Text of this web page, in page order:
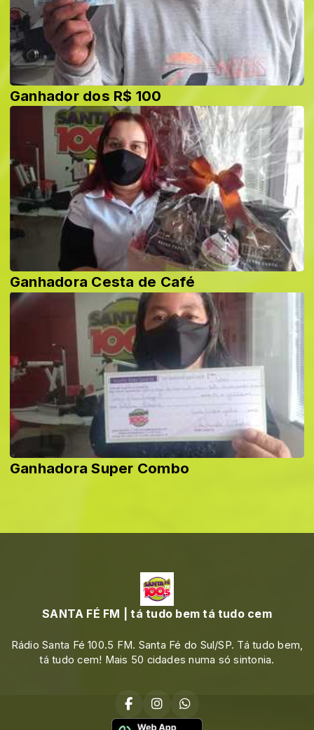
Ganhador dos R$ 100
Ganhadora Cesta de Café
Ganhadora Super Combo
SANTA FÉ FM | tá tudo bem tá tudo cem
Rádio Santa Fé 100.5 FM. Santa Fé do Sul/SP. Tá tudo bem,
tá tudo cem! Mais 50 cidades numa só sintonia.